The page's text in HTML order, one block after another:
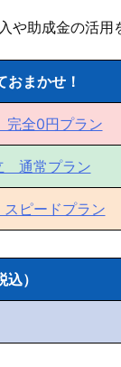
や助成金の活
まかせ！
全0円プラン
通常プラン
ピードプラン
）